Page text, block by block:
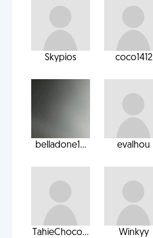
Skypios coco1412
belladone1... evalhou
TahieChoco... Winkyy